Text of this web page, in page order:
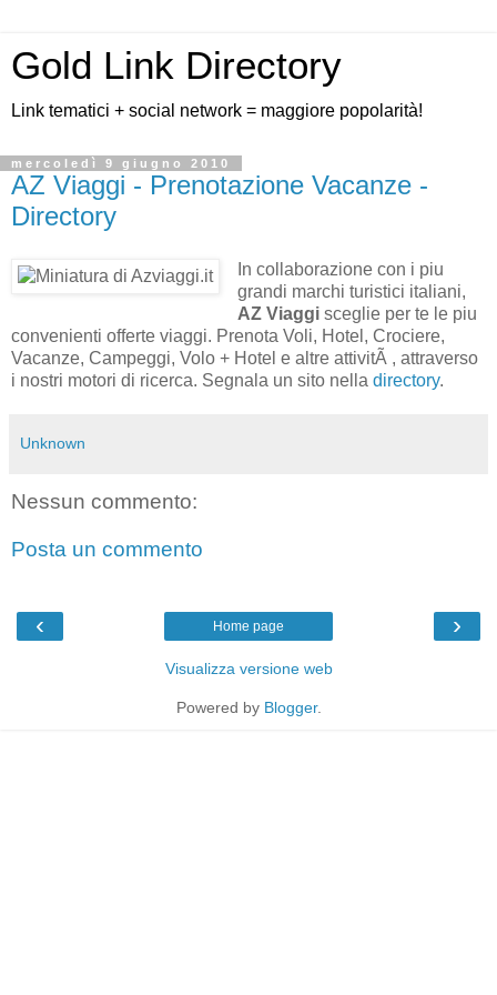
Gold Link Directory
Link tematici + social network = maggiore popolarità!
mercoledì 9 giugno 2010
AZ Viaggi - Prenotazione Vacanze -
Directory
In collaborazione con i piu
grandi marchi turistici italiani,
AZ Viaggisceglie per te le piu
convenienti offerte viaggi. Prenota Voli, Hotel, Crociere,
Vacanze, Campeggi, Volo + Hotel e altre attivitÃ , attraverso
i nostri motori di ricerca. Segnala un sito nella directory.
Unknown
Nessun commento:
Posta un commento
‹ ›
Home page
Visualizza versione web
Powered by Blogger.